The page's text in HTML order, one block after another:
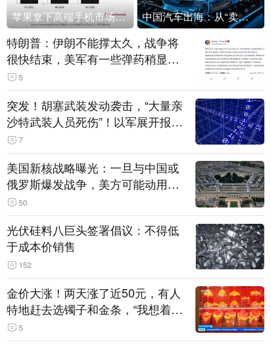
苹果拿下高端手机市场65%的份额：iPhone 17系列功不可没 中国汽车出海：从“卖出去”到“走进去”
特朗普：伊朗不能撑太久，战争将
很快结束，美军有一些弹药稍显紧
张！伊朗公布拟议的海峡管理文本
5
突发！胡塞武装发动袭击，“大量亲
沙特武装人员死伤”！以军展开报复
性空袭
7
美国新核战略曝光：一旦与中国或
俄罗斯爆发战争，美方可能动用战
术核武器
50
光伏硅料八巨头签署倡议：不得低
于成本价销售
152
金价大涨！两天涨了近50元，有人
特地赶去选镯子和金条，“我想着买
起来可以保值，小批量进一些货”
5